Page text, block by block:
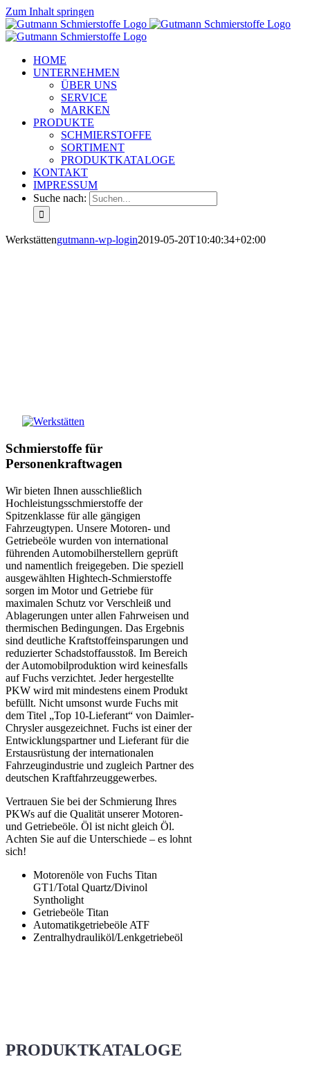
Zum Inhalt springen
HOME
UNTERNEHMEN
ÜBER UNS
SERVICE
MARKEN
PRODUKTE
SCHMIERSTOFFE
SORTIMENT
PRODUKTKATALOGE
KONTAKT
IMPRESSUM
Suche nach:
Werkstättengutmann-wp-login2019-05-20T10:40:34+02:00
Schmierstoffe für
Personenkraftwagen
Wir bieten Ihnen ausschließlich
Hochleistungsschmierstoffe der
Spitzenklasse für alle gängigen
Fahrzeugtypen. Unsere Motoren- und
Getriebeöle wurden von international
führenden Automobilherstellern geprüft
und namentlich freigegeben. Die speziell
ausgewählten Hightech-Schmierstoffe
sorgen im Motor und Getriebe für
maximalen Schutz vor Verschleiß und
Ablagerungen unter allen Fahrweisen und
thermischen Bedingungen. Das Ergebnis
sind deutliche Kraftstoffeinsparungen und
reduzierter Schadstoffausstoß. Im Bereich
der Automobilproduktion wird keinesfalls
auf Fuchs verzichtet. Jeder hergestellte
PKW wird mit mindestens einem Produkt
befüllt. Nicht umsonst wurde Fuchs mit
dem Titel „Top 10-Lieferant“ von Daimler-
Chrysler ausgezeichnet. Fuchs ist einer der
Entwicklungspartner und Lieferant für die
Erstausrüstung der internationalen
Fahrzeugindustrie und zugleich Partner des
deutschen Kraftfahrzeuggewerbes.
Vertrauen Sie bei der Schmierung Ihres
PKWs auf die Qualität unserer Motoren-
und Getriebeöle. Öl ist nicht gleich Öl.
Achten Sie auf die Unterschiede – es lohnt
sich!
Motorenöle von Fuchs Titan
GT1/Total Quartz/Divinol
Syntholight
Getriebeöle Titan
Automatikgetriebeöle ATF
Zentralhydrauliköl/Lenkgetriebeöl
PRODUKTKATALOGE